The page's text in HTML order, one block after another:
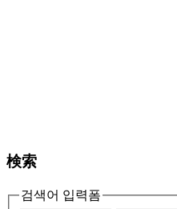
検索
검색어 입력폼